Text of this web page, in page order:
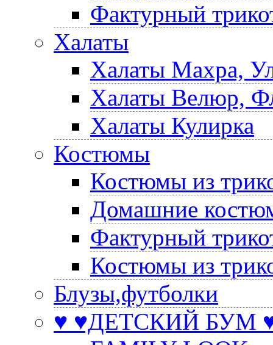
Фактурный
Халаты
Халаты Махра,
Халаты Велюр,
Халаты Кулирка
Костюмы
Костюмы из
Домашние
Фактурный
Костюмы из
Блузы,футболки
♥ ♥ДЕТСКИЙ БУМ